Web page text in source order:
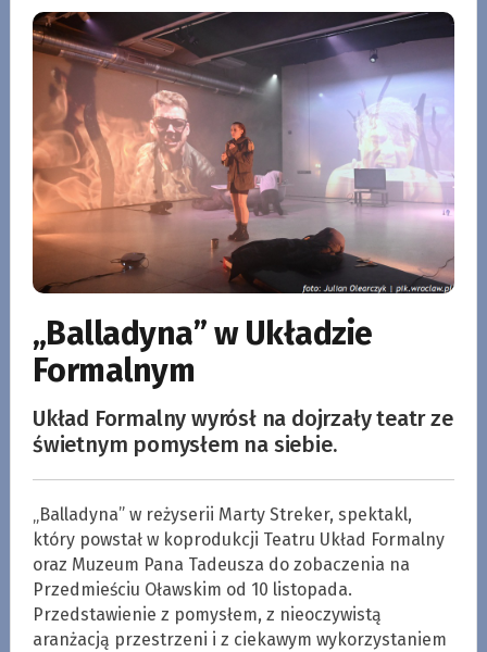
„Balladyna” w Układzie
Formalnym
Układ Formalny wyrósł na dojrzały teatr ze
świetnym pomysłem na siebie.
„Balladyna” w reżyserii Marty Streker, spektakl,
który powstał w koprodukcji Teatru Układ Formalny
oraz Muzeum Pana Tadeusza do zobaczenia na
Przedmieściu Oławskim od 10 listopada.
Przedstawienie z pomysłem, z nieoczywistą
aranżacją przestrzeni i z ciekawym wykorzystaniem